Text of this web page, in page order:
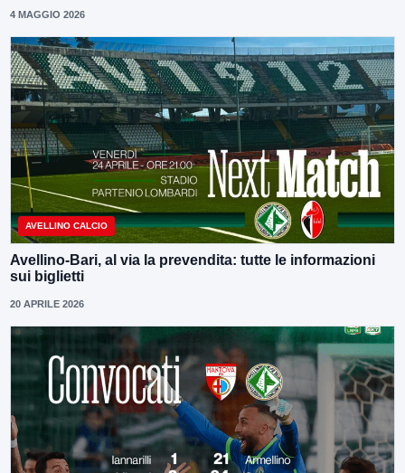
4 MAGGIO 2026
AVELLINO CALCIO
Avellino-Bari, al via la prevendita: tutte le informazioni
sui biglietti
20 APRILE 2026